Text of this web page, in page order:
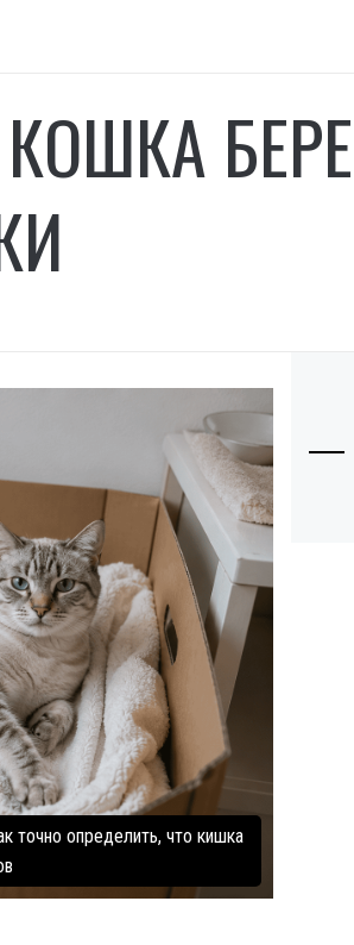
точно определить, что кишка